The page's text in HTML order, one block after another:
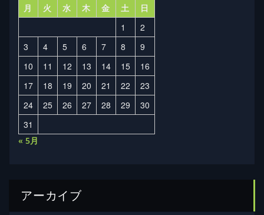
月
火 水 木 金 土
日
1
2
3
4 5 6 7 8
9
10
11 12 13 14 15
16
17
18 19 20 21 22
23
24
25 26 27 28 29
30
31
« 5月
アーカイブ